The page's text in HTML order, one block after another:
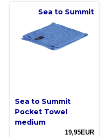
Sea to Summit
Sea to Summit
Pocket Towel
medium
19,95EUR